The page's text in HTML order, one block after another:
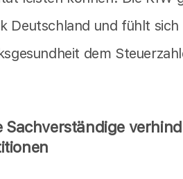
Deutschland und fühlt sich
dem
Sachverständige